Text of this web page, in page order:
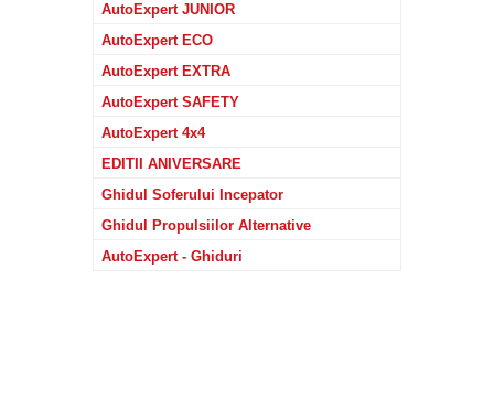
AutoExpert JUNIOR
AutoExpert ECO
AutoExpert EXTRA
AutoExpert SAFETY
AutoExpert 4x4
EDITII ANIVERSARE
Ghidul Soferului Incepator
Ghidul Propulsiilor Alternative
AutoExpert - Ghiduri